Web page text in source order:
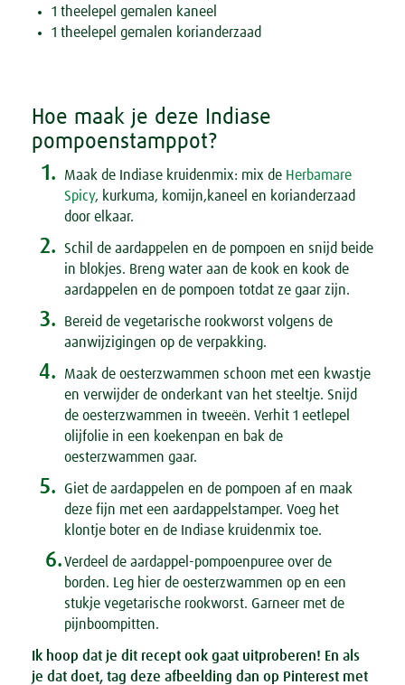
1 theelepel gemalen kaneel
1 theelepel gemalen korianderzaad
Hoe maak je deze Indiase
pompoenstamppot?
1.
Maak de Indiase kruidenmix: mix de Herbamare
Spicy, kurkuma, komijn,kaneel en korianderzaad
door elkaar.
2.
Schil de aardappelen en de pompoen en snijd beide
in blokjes. Breng water aan de kook en kook de
aardappelen en de pompoen totdat ze gaar zijn.
3.
Bereid de vegetarische rookworst volgens de
aanwijzigingen op de verpakking.
4.
Maak de oesterzwammen schoon met een kwastje
en verwijder de onderkant van het steeltje. Snijd
de oesterzwammen in tweeën. Verhit 1 eetlepel
olijfolie in een koekenpan en bak de
oesterzwammen gaar.
5.
Giet de aardappelen en de pompoen af en maak
deze fijn met een aardappelstamper. Voeg het
klontje boter en de Indiase kruidenmix toe.
6.Verdeel de aardappel-pompoenpuree over de
borden. Leg hier de oesterzwammen op en een
stukje vegetarische rookworst. Garneer met de
pijnboompitten.
Ik hoop dat je dit recept ook gaat uitproberen! En als
je dat doet, tag deze afbeelding dan op Pinterest met